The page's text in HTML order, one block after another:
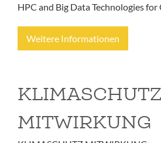
HPC and Big Data Technologies for
Weitere Informationen
KLIMASCHUTZ
MITWIRKUNG